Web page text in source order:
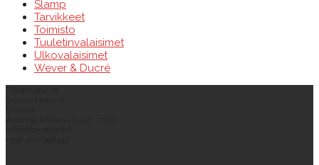
Slamp
Tarvikkeet
Toimisto
Tuuletinvalaisimet
Ulkovalaisimet
Wever & Ducré